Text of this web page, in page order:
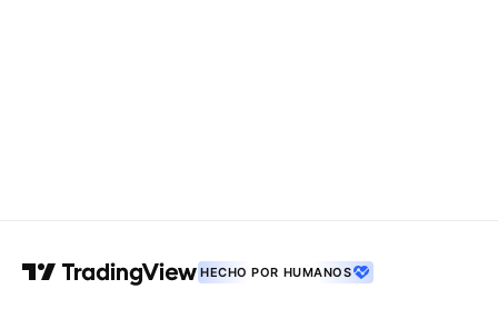
HECHO POR HUMANOS